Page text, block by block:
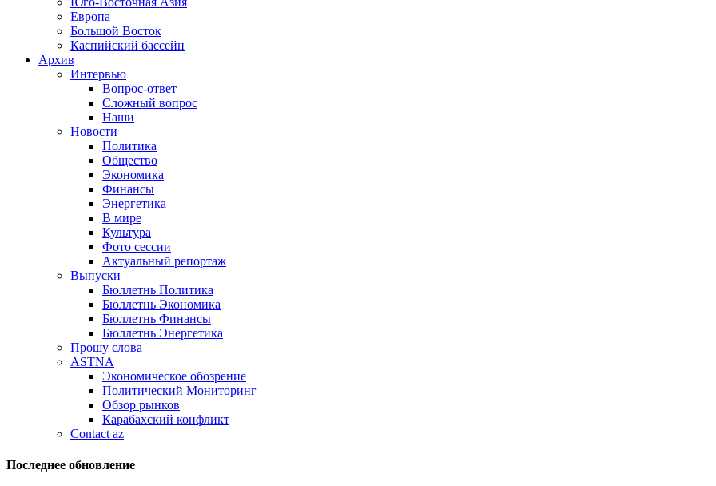
Европа
Большой Восток
Каспийский бассейн
Архив
Интервью
Вопрос-ответ
Сложный вопрос
Наши
Новости
Политика
Общество
Экономика
Финансы
Энергетика
В мире
Культура
Фото сессии
Актуальный репортаж
Выпуски
Бюллетнь Политика
Бюллетнь Экономика
Бюллетнь Финансы
Бюллетнь Энергетика
Прошу слова
ASTNA
Экономическое обозрение
Политический Мониторинг
Обзор рынков
Карабахский конфликт
Contact az
Последнее обновление